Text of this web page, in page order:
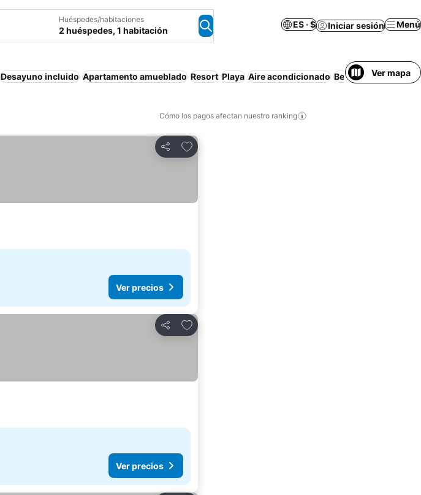
Huéspedes/habitaciones
2 huéspedes, 1 habitación
ES · $ Iniciar sesión Menú
Desayuno incluido Apartamento amueblado Resort Playa Aire acondicionado Bed and breakfast
Ver mapa
Cómo los pagos afectan nuestro ranking
Compartir
Agregar a favoritos
Ver precios
Compartir
Agregar a favoritos
Ver precios